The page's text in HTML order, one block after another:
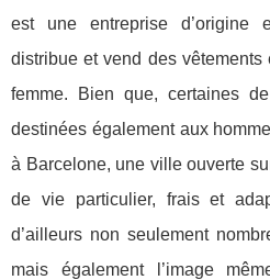
est une entreprise d’origine
distribue et vend des
femme. Bien que, certaines
destinées également aux
à Barcelone, une ville ouverte
de vie particulier, frais et
d’ailleurs non seulement
mais également l’image